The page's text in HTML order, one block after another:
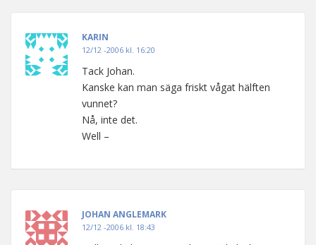
KARIN
12/12 -2006 kl. 16:20
Tack Johan.
Kanske kan man säga friskt vågat hälften
vunnet?
Nå, inte det.
Well –
JOHAN ANGLEMARK
12/12 -2006 kl. 18:43